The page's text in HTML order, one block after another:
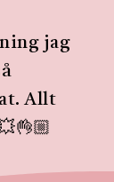
jag
Allt